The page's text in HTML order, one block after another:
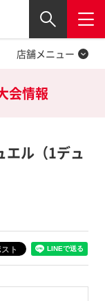
閉じる
店舗メニュー
会情報
エル（1デュ